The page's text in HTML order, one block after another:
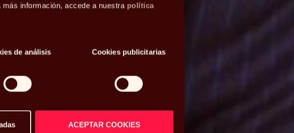
información, accede a nuestra política
de análisis Cookies publicitarias
ACEPTAR COOKIES